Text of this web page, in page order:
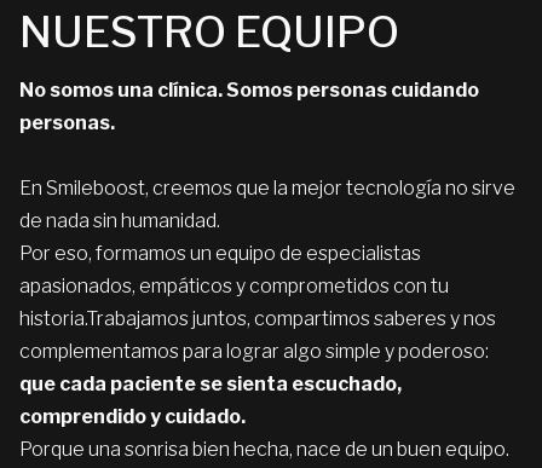
NUESTRO EQUIPO
No somos una clínica. Somos personas cuidando
personas.
En Smileboost, creemos que la mejor tecnología no sirve
de nada sin humanidad.
Por eso, formamos un equipo de especialistas
apasionados, empáticos y comprometidos con tu
historia.Trabajamos juntos, compartimos saberes y nos
complementamos para lograr algo simple y poderoso:
que cada paciente se sienta escuchado,
comprendido y cuidado.
Porque una sonrisa bien hecha, nace de un buen equipo.